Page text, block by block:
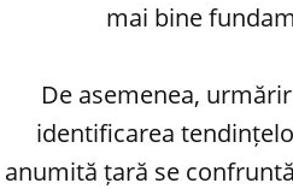
mai bine
De asemenea,
identificarea
anumită țară se